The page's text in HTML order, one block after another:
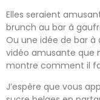
Elles seraient
brunch au bar à
Ou une idée de bar
vidéo amusante que
montre comment il
J’espère que vous